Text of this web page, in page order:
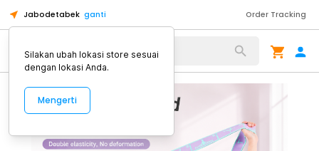
Jabodetabek ganti Order Tracking
Alat Kopi
Silakan ubah lokasi store sesuai
dengan lokasi Anda.
Mengerti